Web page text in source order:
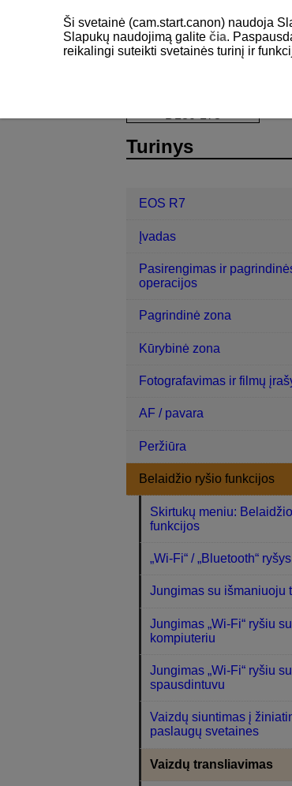
Turinys
EOS R7
Įvadas
Pasirengimas ir
operacijos
Pagrindinė zona
Kūrybinė zona
Fotografavimas ir filmų
AF / pavara
Peržiūra
Belaidžio ryšio funkcijos
Skirtukų meniu:
funkcijos
„Wi-Fi“ / „Bluetooth“ ryšys
Jungimas su išmaniuoju
Jungimas „Wi-Fi“ ryšiu su
kompiuteriu
Jungimas „Wi-Fi“ ryšiu su
spausdintuvu
Vaizdų siuntimas į
paslaugų svetaines
Vaizdų transliavimas
Ši svetainė (cam.start.canon) naudoja
Slapukų naudojimą galite čia.
reikalingi suteikti svetainės turinį ir